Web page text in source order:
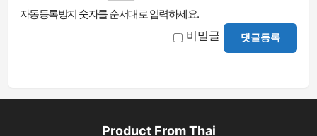
자동등록방지 숫자를 순서대로 입력하세요.
비밀글 댓글등록
Product From Thai